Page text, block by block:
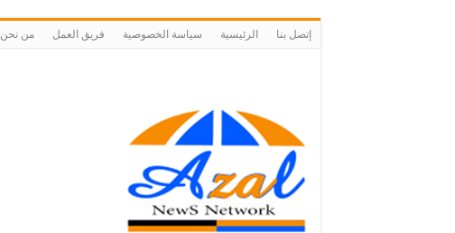
إتصل بنا الرئيسية سياسة الخصوصية فريق العمل من نحن